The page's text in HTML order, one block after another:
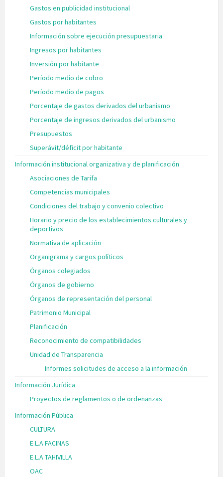
Gastos en publicidad institucional
Gastos por habitantes
Información sobre ejecución presupuestaria
Ingresos por habitantes
Inversión por habitante
Período medio de cobro
Período medio de pagos
Porcentaje de gastos derivados del urbanismo
Porcentaje de ingresos derivados del urbanismo
Presupuestos
Superávit/déficit por habitante
Información institucional organizativa y de planificación
Asociaciones de Tarifa
Competencias municipales
Condiciones del trabajo y convenio colectivo
Horario y precio de los establecimientos culturales y
deportivos
Normativa de aplicación
Organigrama y cargos políticos
Órganos colegiados
Órganos de gobierno
Órganos de representación del personal
Patrimonio Municipal
Planificación
Reconocimiento de compatibilidades
Unidad de Transparencia
Informes solicitudes de acceso a la información
Información Jurídica
Proyectos de reglamentos o de ordenanzas
Información Pública
CULTURA
E.L.A FACINAS
E.L.A TAHIVILLA
OAC